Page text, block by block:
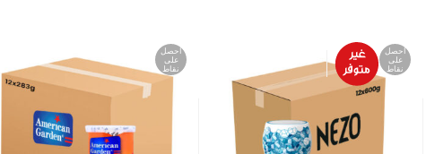
احصل
على
نقاط
احصل
على
نقاط